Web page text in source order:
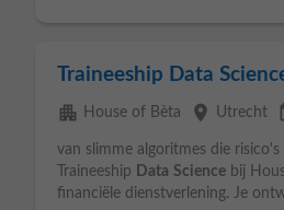
Traineeship Data
apartment House of Bèta place Utrecht
van slimme algoritmes die
Traineeship Data Science bij
financiële dienstverlening. Je